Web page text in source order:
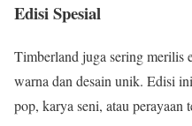
Edisi Spesial
Timberland juga sering merilis
warna dan desain unik. Edisi
pop, karya seni, atau perayaan